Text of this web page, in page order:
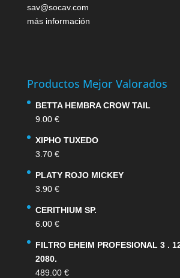
sav@socav.com
más información
Productos Mejor Valorados
BETTA HEMBRA CROW TAIL
9.00 €
XIPHO TUXEDO
3.70 €
PLATY ROJO MICKEY
3.90 €
CERITHIUM SP.
6.00 €
FILTRO EHEIM PROFESIONAL 3 .
2080.
489.00 €